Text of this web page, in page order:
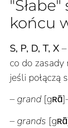
"Słabe"
końcu
S, P, D, T, X
co do zasady
jeśli połączą
– grand [gʀɑ̃]
– grands [